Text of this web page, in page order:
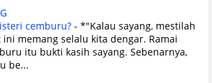
cemburu? - *"Kalau sayang, mestilah
memang selalu kita dengar. Ramai
itu bukti kasih sayang. Sebenarnya,
be...